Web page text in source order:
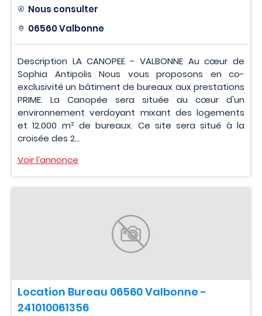
Nous consulter
06560 Valbonne
Description LA CANOPEE - VALBONNE Au cœur de
Sophia Antipolis Nous vous proposons en co-
exclusivité un bâtiment de bureaux aux prestations
PRIME. La Canopée sera située au cœur d'un
environnement verdoyant mixant des logements
et 12.000 m² de bureaux. Ce site sera situé à la
croisée des 2...
Voir l'annonce
Location Bureau 06560 Valbonne -
241010061356